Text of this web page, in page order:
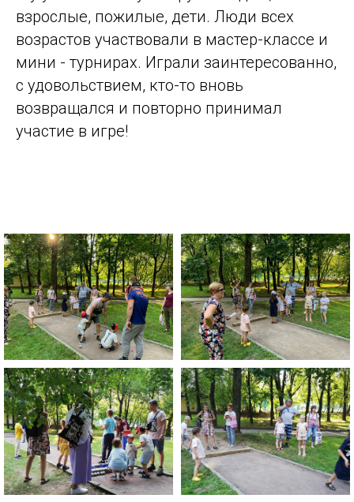
взрослые, пожилые, дети. Люди всех
возрастов участвовали в мастер-классе и
мини - турнирах. Играли заинтересованно,
с удовольствием, кто-то вновь
возвращался и повторно принимал
участие в игре!